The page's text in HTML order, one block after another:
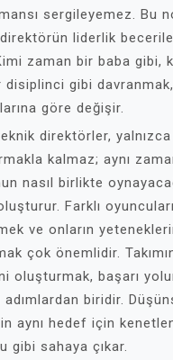
sergileyemez. Bu
liderlik
zaman bir baba gibi,
disiplinci gibi
göre değişir.
direktörler,
kalmaz; aynı
nasıl birlikte
Farklı
ve onların
çok önemlidir.
oluşturmak, başarı
biridir.
aynı hedef için
gibi sahaya çıkar.